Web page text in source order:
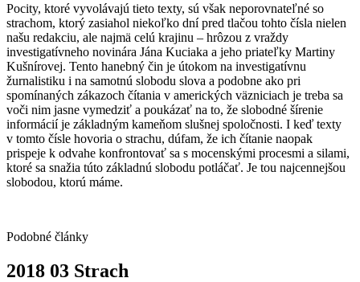
Pocity, ktoré vyvolávajú tieto texty, sú však neporovnateľné so
strachom, ktorý zasiahol niekoľko dní pred tlačou tohto čísla nielen
našu redakciu, ale najmä celú krajinu – hrôzou z vraždy
investigatívneho novinára Jána Kuciaka a jeho priateľky Martiny
Kušnírovej. Tento hanebný čin je útokom na investigatívnu
žurnalistiku i na samotnú slobodu slova a podobne ako pri
spomínaných zákazoch čítania v amerických väzniciach je treba sa
voči nim jasne vymedziť a poukázať na to, že slobodné šírenie
informácií je základným kameňom slušnej spoločnosti. I keď texty
v tomto čísle hovoria o strachu, dúfam, že ich čítanie naopak
prispeje k odvahe konfrontovať sa s mocenskými procesmi a silami,
ktoré sa snažia túto základnú slobodu potláčať. Je tou najcennejšou
slobodou, ktorú máme.
Podobné články
2018 03 Strach